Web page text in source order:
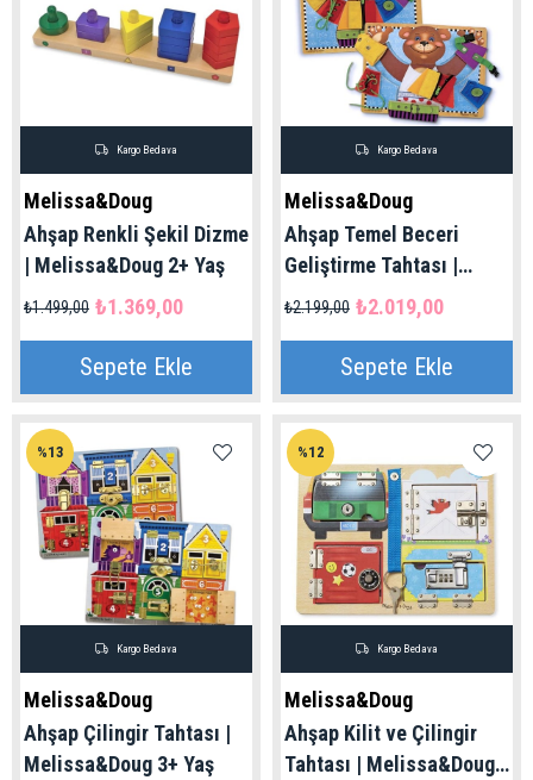
Melissa&Doug
Ahşap Renkli Şekil Dizme
| Melissa&Doug 2+ Yaş
₺1.369,00
₺1.499,00
Sepete Ekle
Kargo Bedava
Melissa&Doug
Ahşap Temel Beceri
Geliştirme Tahtası |
Melissa&Doug 3+ Yaş
₺2.019,00
₺2.199,00
Sepete Ekle
Kargo Bedava
Melissa&Doug
Ahşap Çilingir Tahtası |
Melissa&Doug 3+ Yaş
%13
Kargo Bedava
Melissa&Doug
Ahşap Kilit ve Çilingir
Tahtası | Melissa&Doug
%12
Kargo Bedava